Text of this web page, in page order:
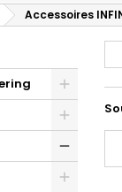
Accessoires